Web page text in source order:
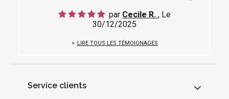
par Cecile R. , Le
30/12/2025
LIRE TOUS LES TÉMOIGNAGES
Service clients